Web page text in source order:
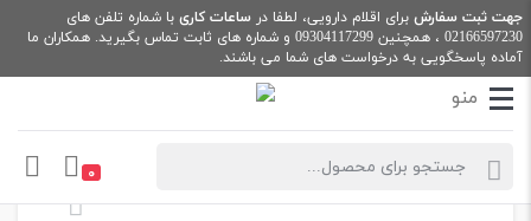
جهت ثبت سفارش برای اقلام دارویی، لطفا در ساعات کاری با شماره تلفن های
02166597230 ، همچنین 09304117299 و شماره های ثابت تماس بگیرید. همکاران ما
آماده پاسخگویی به درخواست های شما می باشند.
۰